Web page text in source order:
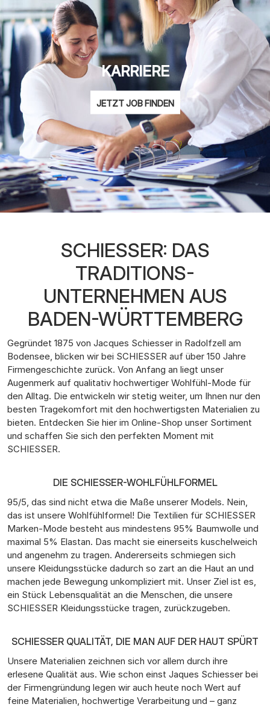
KARRIERE
JETZT JOB FINDEN
SCHIESSER: DAS
TRADITIONS-
UNTERNEHMEN AUS
BADEN-WÜRTTEMBERG
Gegründet 1875 von Jacques Schiesser in Radolfzell am
Bodensee, blicken wir bei SCHIESSER auf über 150 Jahre
Firmengeschichte zurück. Von Anfang an liegt unser
Augenmerk auf qualitativ hochwertiger Wohlfühl-Mode für
den Alltag. Die entwickeln wir stetig weiter, um Ihnen nur den
besten Tragekomfort mit den hochwertigsten Materialien zu
bieten. Entdecken Sie hier im Online-Shop unser Sortiment
und schaffen Sie sich den perfekten Moment mit
SCHIESSER.
DIE SCHIESSER-WOHLFÜHLFORMEL
95/5, das sind nicht etwa die Maße unserer Models. Nein,
das ist unsere Wohlfühlformel! Die Textilien für SCHIESSER
Marken-Mode besteht aus mindestens 95% Baumwolle und
maximal 5% Elastan. Das macht sie einerseits kuschelweich
und angenehm zu tragen. Andererseits schmiegen sich
unsere Kleidungsstücke dadurch so zart an die Haut an und
machen jede Bewegung unkompliziert mit. Unser Ziel ist es,
ein Stück Lebensqualität an die Menschen, die unsere
SCHIESSER Kleidungsstücke tragen, zurückzugeben.
SCHIESSER QUALITÄT, DIE MAN AUF DER HAUT SPÜRT
Unsere Materialien zeichnen sich vor allem durch ihre
erlesene Qualität aus. Wie schon einst Jaques Schiesser bei
der Firmengründung legen wir auch heute noch Wert auf
feine Materialien, hochwertige Verarbeitung und – ganz